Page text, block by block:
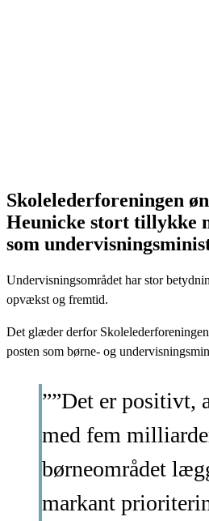
Skolelederforeningen
Heunicke stort tillykke
som
Undervisningsområdet har stor
opvækst og fremtid.
Det glæder derfor
posten som børne- og
””Det er positivt,
med fem
børneområdet
markant